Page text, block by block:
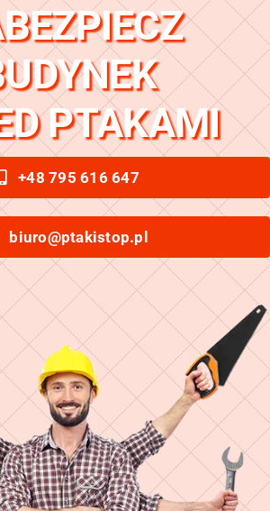
PTAKAMI
+48 795 616 647
biuro@ptakistop.pl